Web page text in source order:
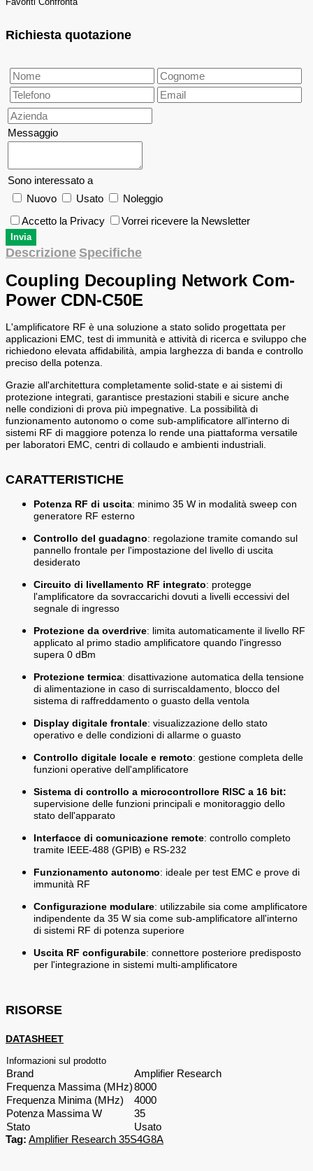
Richiesta quotazione
Messaggio
Sono interessato a
Nuovo
Usato
Noleggio
Accetto la Privacy
Vorrei ricevere la Newsletter
Descrizione Specifiche
Coupling Decoupling Network Com-
Power CDN-C50E
L'amplificatore RF è una soluzione a stato solido progettata per
applicazioni EMC, test di immunità e attività di ricerca e sviluppo che
richiedono elevata affidabilità, ampia larghezza di banda e controllo
preciso della potenza.
Grazie all'architettura completamente solid-state e ai sistemi di
protezione integrati, garantisce prestazioni stabili e sicure anche
nelle condizioni di prova più impegnative. La possibilità di
funzionamento autonomo o come sub-amplificatore all'interno di
sistemi RF di maggiore potenza lo rende una piattaforma versatile
per laboratori EMC, centri di collaudo e ambienti industriali.
CARATTERISTICHE
Potenza RF di uscita: minimo 35 W in modalità sweep con
generatore RF esterno
Controllo del guadagno: regolazione tramite comando sul
pannello frontale per l'impostazione del livello di uscita
desiderato
Circuito di livellamento RF integrato: protegge
l'amplificatore da sovraccarichi dovuti a livelli eccessivi del
segnale di ingresso
Protezione da overdrive: limita automaticamente il livello RF
applicato al primo stadio amplificatore quando l'ingresso
supera 0 dBm
Protezione termica: disattivazione automatica della tensione
di alimentazione in caso di surriscaldamento, blocco del
sistema di raffreddamento o guasto della ventola
Display digitale frontale: visualizzazione dello stato
operativo e delle condizioni di allarme o guasto
Controllo digitale locale e remoto: gestione completa delle
funzioni operative dell'amplificatore
Sistema di controllo a microcontrollore RISC a 16 bit:
supervisione delle funzioni principali e monitoraggio dello
stato dell'apparato
Interfacce di comunicazione remote: controllo completo
tramite IEEE-488 (GPIB) e RS-232
Funzionamento autonomo: ideale per test EMC e prove di
immunità RF
Configurazione modulare: utilizzabile sia come amplificatore
indipendente da 35 W sia come sub-amplificatore all'interno
di sistemi RF di potenza superiore
Uscita RF configurabile: connettore posteriore predisposto
per l'integrazione in sistemi multi-amplificatore
RISORSE
DATASHEET
Informazioni sul prodotto
Brand
Amplifier Research
Frequenza Massima (MHz)8000
Frequenza Minima (MHz)
4000
Potenza Massima W
35
Stato
Usato
Tag: Amplifier Research 35S4G8A